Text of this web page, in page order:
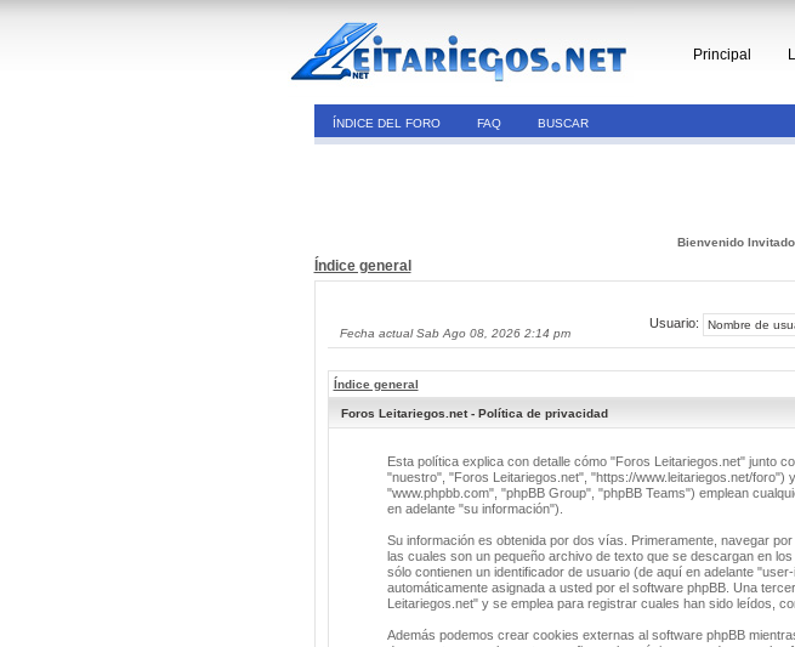
Principal
ÍNDICE DEL FORO FAQ BUSCAR
Bienvenido Invitado
Índice general
Fecha actual Sab Ago 08, 2026 2:14 pm
Usuario:
Índice general
Foros Leitariegos.net - Política de privacidad
Esta política explica con detalle cómo "Foros Leitariegos.net" junto
"nuestro", "Foros Leitariegos.net", "https://www.leitariegos.net/foro")
"www.phpbb.com", "phpBB Group", "phpBB Teams") emplean
en adelante "su información").
Su información es obtenida por dos vías. Primeramente, navegar
las cuales son un pequeño archivo de texto que se descargan en
sólo contienen un identificador de usuario (de aquí en adelante
automáticamente asignada a usted por el software phpBB. Una
Leitariegos.net" y se emplea para registrar cuales han sido leídos,
Además podemos crear cookies externas al software phpBB